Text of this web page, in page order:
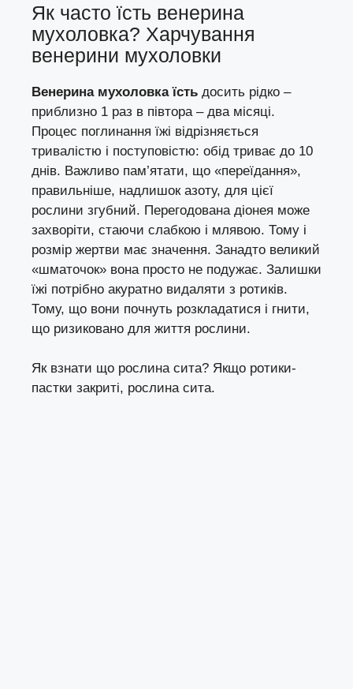
Як часто їсть венерина
мухоловка? Харчування
венерини мухоловки
Венерина мухоловка їсть досить рідко –
приблизно 1 раз в півтора – два місяці.
Процес поглинання їжі відрізняється
тривалістю і поступовістю: обід триває до 10
днів. Важливо пам’ятати, що «переїдання»,
правильніше, надлишок азоту, для цієї
рослини згубний. Перегодована діонея може
захворіти, стаючи слабкою і млявою. Тому і
розмір жертви має значення. Занадто великий
«шматочок» вона просто не подужає. Залишки
їжі потрібно акуратно видаляти з ротиків.
Тому, що вони почнуть розкладатися і гнити,
що ризиковано для життя рослини.
Як взнати що рослина сита? Якщо ротики-
пастки закриті, рослина сита.